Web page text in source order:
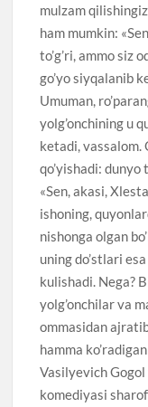
mulzam
ham mumkin:
to’g’ri, ammo siz
go’yo siyqalanib
Umuman,
yolg’onchining u
ketadi, vassalom.
qo’yishadi: dunyo
«Sen, akasi,
ishoning,
nishonga olgan
uning do’stlari
kulishadi. Nega?
yolg’onchilar va
ommasidan
hamma
Vasilyevich
komediyasi